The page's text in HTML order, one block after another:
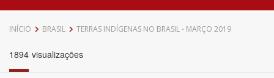
Data do Documento
INÍCIO BRASIL TERRAS INDÍGENAS NO BRASIL - MARÇO 2019
1894 visualizações